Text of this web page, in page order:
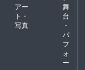
アー
ト・
写真
舞
台
・
パ
フ
ォ
ー